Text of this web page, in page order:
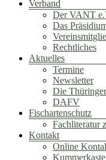
Verband
Der VANT
Das
Rechtliches
Aktuelles
Termine
Newsletter
Die
DAFV
Fischartenschutz
Fachliteratur
Kontakt
Online